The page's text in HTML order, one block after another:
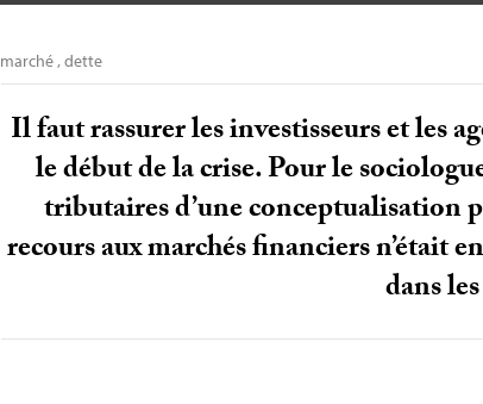
marché,dette
Il faut rassurer les investisseurs et les
le début de la crise. Pour le
tributaires d’une conceptualisation
recours aux marchés financiers n’était
dans